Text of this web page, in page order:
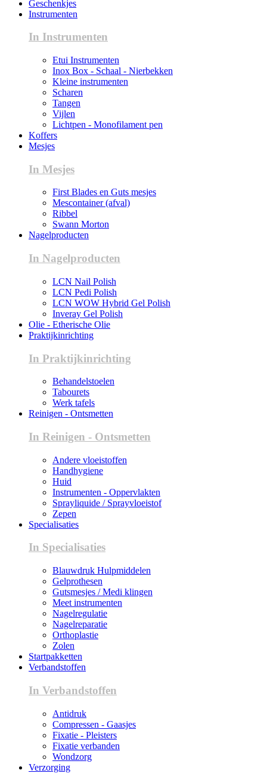
Geschenkjes
Instrumenten
In Instrumenten
Etui Instrumenten
Inox Box - Schaal - Nierbekken
Kleine instrumenten
Scharen
Tangen
Vijlen
Lichtpen - Monofilament pen
Koffers
Mesjes
In Mesjes
First Blades en Guts mesjes
Mescontainer (afval)
Ribbel
Swann Morton
Nagelproducten
In Nagelproducten
LCN Nail Polish
LCN Pedi Polish
LCN WOW Hybrid Gel Polish
Inveray Gel Polish
Olie - Etherische Olie
Praktijkinrichting
In Praktijkinrichting
Behandelstoelen
Tabourets
Werk tafels
Reinigen - Ontsmetten
In Reinigen - Ontsmetten
Andere vloeistoffen
Handhygiene
Huid
Instrumenten - Oppervlakten
Sprayliquide / Sprayvloeistof
Zepen
Specialisaties
In Specialisaties
Blauwdruk Hulpmiddelen
Gelprothesen
Gutsmesjes / Medi klingen
Meet instrumenten
Nagelregulatie
Nagelreparatie
Orthoplastie
Zolen
Startpakketten
Verbandstoffen
In Verbandstoffen
Antidruk
Compressen - Gaasjes
Fixatie - Pleisters
Fixatie verbanden
Wondzorg
Verzorging